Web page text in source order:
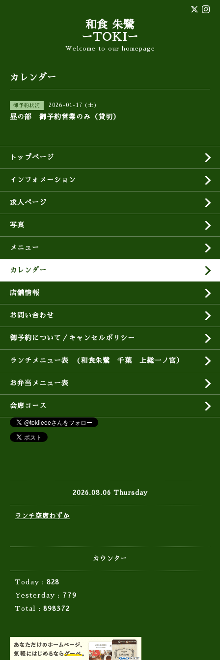
和食 朱鷺
ーTOKIー
Welcome to our homepage
カレンダー
御予約状況 2026-01-17 (土)
昼の部 御予約営業のみ（貸切）
トップページ
インフォメーション
求人ページ
写真
メニュー
カレンダー
店舗情報
お問い合わせ
御予約について／キャンセルポリシー
ランチメニュー表 (和食朱鷺 千葉 上総一ノ宮）
お弁当メニュー表
会席コース
2026.08.06 Thursday
ランチ空席わずか
カウンター
Today : 828
Yesterday : 779
Total : 898372